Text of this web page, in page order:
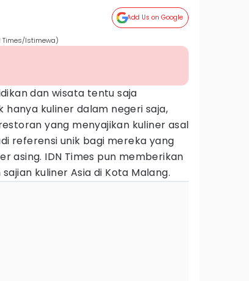
Add Us on Google
Times/Istimewa)
dan wisata tentu saja
hanya kuliner dalam negeri saja,
yang menyajikan kuliner asal
referensi unik bagi mereka yang
asing. IDN Times pun memberikan
kuliner Asia di Kota Malang.